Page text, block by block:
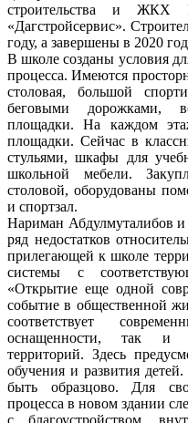
строительства и
«Дагстройсервис».
году, а завершены в 2020
В школе созданы условия
процесса. Имеются
столовая, большой
беговыми дорожками,
площадки. На каждом
площадки. Сейчас в
стульями, шкафы для
школьной мебели.
столовой, оборудованы
и спортзал.
Нариман Абдулмуталибов и
ряд недостатков
прилегающей к школе
системы с
«Открытие еще одной
событие в общественной
соответствует
оснащенности, так и
территорий. Здесь
обучения и развития
быть образцово. Для
процесса в новом здании
с благоустройством,